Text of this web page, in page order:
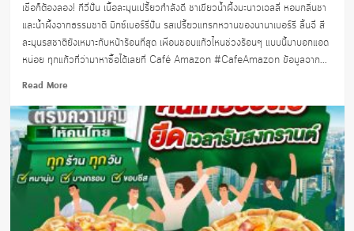
เชื่อก็ต้องลอง! กีวี่ปั่น เนื้อละมุนเปรี้ยวกำลังดี ชาเขียวน้ำผึ้งมะนาวเจลลี่ หอมกลิ่นชา
และน้ำผึ้งจากธรรมชาติ มิกซ์เบอร์รี่ปั่น รสเปรี้ยวแทรกหวานของนานาเบอร์รี ลิ้นจี่ สี
ละมุนรสชาติยังเหมาะกับหน้าร้อนที่สุด เพื่อนชอบแก้วไหนช่วงร้อนๆ แบบนี้มาบอกแอด
หน่อย ทุกแก้วที่ว่ามาหาซื้อได้เลยที่ Café Amazon #CafeAmazon ข้อมูลจาก...
Read MoreRead
about
เมนู
ใหม่
รับ
สงกรานต์
คาเฟ่
อ
เม